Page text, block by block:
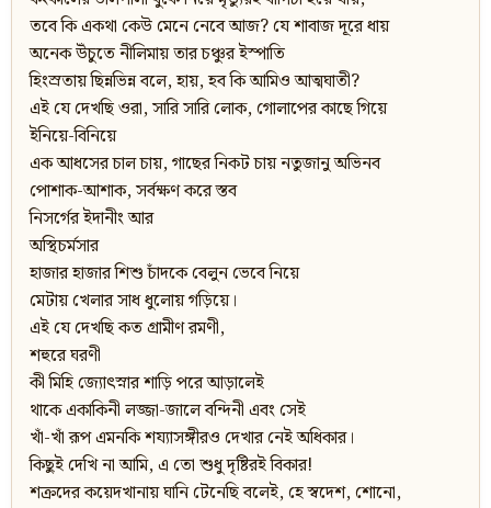
তবে কি একথা কেউ মেনে নেবে আজ? যে শাবাজ দূরে ধায়
অনেক উঁচুতে নীলিমায় তার চঞ্চুর ইস্পাতি
হিংস্রতায় ছিন্নভিন্ন বলে, হায়, হব কি আমিও আত্মঘাতী?
এই যে দেখছি ওরা, সারি সারি লোক, গোলাপের কাছে গিয়ে
ইনিয়ে-বিনিয়ে
এক আধসের চাল চায়, গাছের নিকট চায় নতুজানু অভিনব
পোশাক-আশাক, সর্বক্ষণ করে স্তব
নিসর্গের ইদানীং আর
অস্থিচর্মসার
হাজার হাজার শিশু চাঁদকে বেলুন ভেবে নিয়ে
মেটায় খেলার সাধ ধুলোয় গড়িয়ে।
এই যে দেখছি কত গ্রামীণ রমণী,
শহুরে ঘরণী
কী মিহি জ্যোৎস্নার শাড়ি পরে আড়ালেই
থাকে একাকিনী লজ্জা-জালে বন্দিনী এবং সেই
খাঁ-খাঁ রূপ এমনকি শয্যাসঙ্গীরও দেখার নেই অধিকার।
কিছুই দেখি না আমি, এ তো শুধু দৃষ্টিরই বিকার!
শক্রদের কয়েদখানায় ঘানি টেনেছি বলেই, হে স্বদেশ, শোনো,